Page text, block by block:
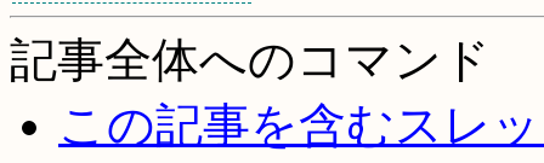
記事全体へのコマンド
この記事を含むスレ